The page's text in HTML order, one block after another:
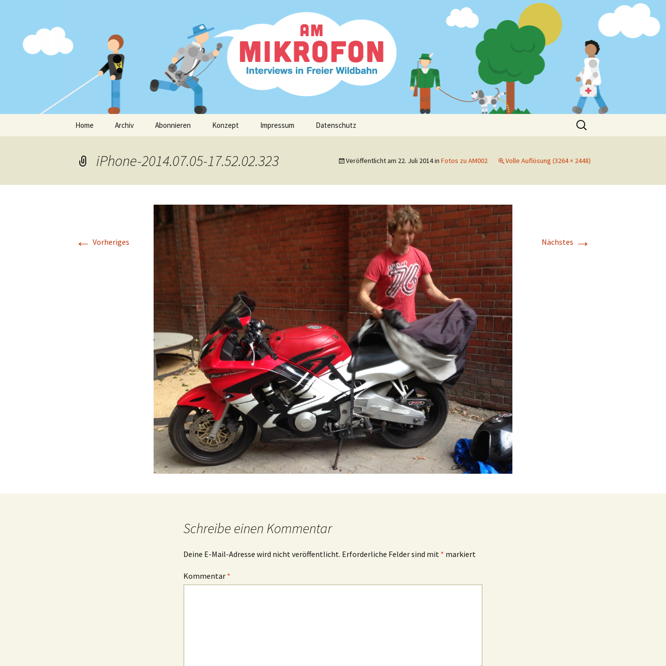
Am Mikrofon
Home Archiv Abonnieren Konzept Impressum Datenschutz
Suchen
nach:
iPhone-2014.07.05-17.52.02.323 Veröffentlicht am 22. Juli 2014in Fotos zu AM002 Volle Auflösung (3264 × 2448)
← Vorheriges Nächstes →
Schreibe einen Kommentar
Deine E-Mail-Adresse wird nicht veröffentlicht. Erforderliche Felder sind mit * markiert
Kommentar *